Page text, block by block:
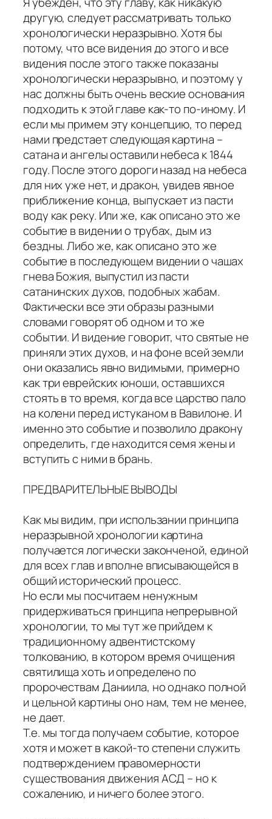
другую, следует рассматривать только
хронологически неразрывно. Хотя бы
потому, что все видения до этого и все
видения после этого также показаны
хронологически неразрывно, и поэтому у
нас должны быть очень веские основания
подходить к этой главе как-то по-иному. И
если мы примем эту концепцию, то перед
нами предстает следующая картина –
сатана и ангелы оставили небеса к 1844
году. После этого дороги назад на небеса
для них уже нет, и дракон, увидев явное
приближение конца, выпускает из пасти
воду как реку. Или же, как описано это же
событие в видении о трубах, дым из
бездны. Либо же, как описано это же
событие в последующем видении о чашах
гнева Божия, выпустил из пасти
сатанинских духов, подобных жабам.
Фактически все эти образы разными
словами говорят об одном и то же
событии. И видение говорит, что святые не
приняли этих духов, и на фоне всей земли
они оказались явно видимыми, примерно
как три еврейских юноши, оставшихся
стоять в то время, когда все царство пало
на колени перед истуканом в Вавилоне. И
именно это событие и позволило дракону
определить, где находится семя жены и
вступить с ними в брань.
ПРЕДВАРИТЕЛЬНЫЕ ВЫВОДЫ
Как мы видим, при использании принципа
неразрывной хронологии картина
получается логически законченой, единой
для всех глав и вполне вписывающейся в
общий исторический процесс.
Но если мы посчитаем ненужным
придерживаться принципа непрерывной
хронологии, то мы тут же прийдем к
традиционному адвентистскому
толкованию, в котором время очищения
святилища хоть и определено по
пророчествам Даниила, но однако полной
и цельной картины оно нам, тем не менее,
не дает.
Т.е. мы тогда получаем событие, которое
хотя и может в какой-то степени служить
подтверждением правомерности
существования движения АСД – но к
сожалению, и ничего более этого.